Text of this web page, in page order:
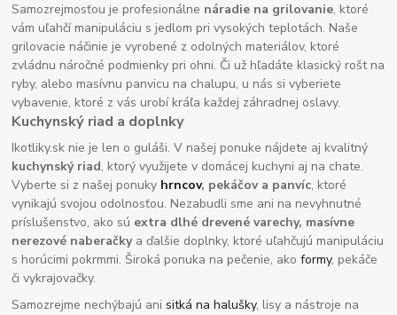
Samozrejmosťou je profesionálne náradie na grilovanie, ktoré
vám uľahčí manipuláciu s jedlom pri vysokých teplotách. Naše
grilovacie náčinie je vyrobené z odolných materiálov, ktoré
zvládnu náročné podmienky pri ohni. Či už hľadáte klasický rošt na
ryby, alebo masívnu panvicu na chalupu, u nás si vyberiete
vybavenie, ktoré z vás urobí kráľa každej záhradnej oslavy.
Kuchynský riad a doplnky
Ikotliky.sk nie je len o guláši. V našej ponuke nájdete aj kvalitný
kuchynský riad, ktorý využijete v domácej kuchyni aj na chate.
Vyberte si z našej ponuky hrncov, pekáčov a panvíc, ktoré
vynikajú svojou odolnosťou. Nezabudli sme ani na nevyhnutné
príslušenstvo, ako sú extra dlhé drevené varechy, masívne
nerezové naberačkya ďalšie doplnky, ktoré uľahčujú manipuláciu
s horúcimi pokrmmi. Široká ponuka na pečenie, akoformy, pekáče
či vykrajovačky.
Samozrejme nechýbajú anisitká na halušky, lisy a nástroje na